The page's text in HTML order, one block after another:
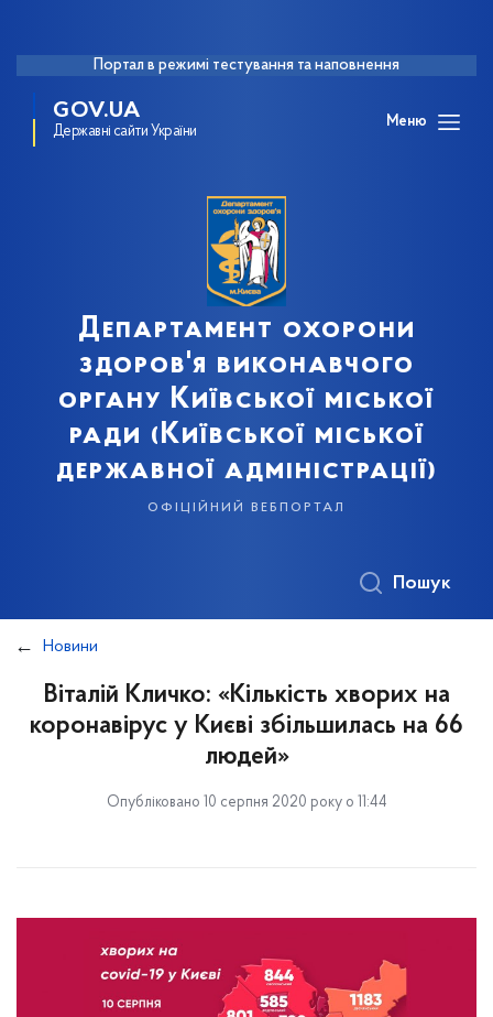
Портал в режимі тестування та наповнення
GOV.UA
Державні сайти України
Меню
Департамент охорони
здоров'я виконавчого
органу Київської міської
ради (Київської міської
державної адміністрації)
офіційний вебпортал
Пошук
Новини
Віталій Кличко: «Кількість хворих на
коронавірус у Києві збільшилась на 66
людей»
Опубліковано 10 серпня 2020 року о 11:44